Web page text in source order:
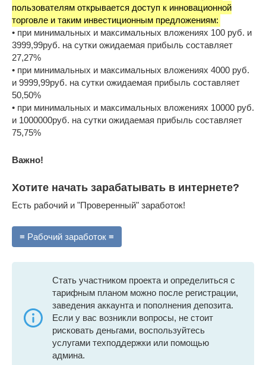
пользователям открывается доступ к инновационной
торговле и таким инвестиционным предложениям:
• при минимальных и максимальных вложениях 100 руб. и
3999,99руб. на сутки ожидаемая прибыль составляет
27,27%
• при минимальных и максимальных вложениях 4000 руб.
и 9999,99руб. на сутки ожидаемая прибыль составляет
50,50%
• при минимальных и максимальных вложениях 10000 руб.
и 1000000руб. на сутки ожидаемая прибыль составляет
75,75%
Важно!
Хотите начать зарабатывать в интернете?
Есть рабочий и "Проверенный" заработок!
≡ Рабочий заработок ≡
Стать участником проекта и определиться с
тарифным планом можно после регистрации,
заведения аккаунта и пополнения депозита.
Если у вас возникли вопросы, не стоит
рисковать деньгами, воспользуйтесь
услугами техподдержки или помощью
админа.